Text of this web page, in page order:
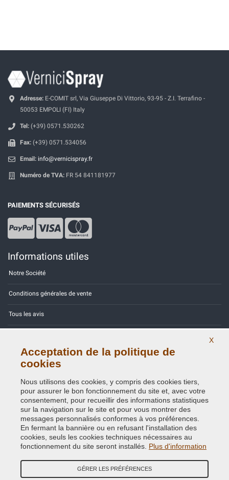
Adresse: E-COMIT srl, Via Giuseppe Di Vittorio, 93-95 - Z.I. Terrafino -
50053 EMPOLI (FI) Italy
Tel: (+39) 0571.530262
Fax: (+39) 0571.534056
Email: info@vernicispray.fr
Numéro de TVA: FR 54 841181977
PAIEMENTS SÉCURISÉS
Informations utiles
Notre Société
Conditions générales de vente
Tous les avis
Contactez-nous
Politique de confidentialité - RGPD
Copyright © 2014 - 2026. All Rights Reserved.
Credits:E-COMIT
X
Acceptation de la politique de
cookies
Nous utilisons des cookies, y compris des cookies tiers,
pour assurer le bon fonctionnement du site et, avec votre
consentement, pour recueillir des informations statistiques
sur la navigation sur le site et pour vous montrer des
messages personnalisés conformes à vos préférences.
En fermant la bannière ou en refusant l'installation des
cookies, seuls les cookies techniques nécessaires au
fonctionnement du site seront installés. Plus d'information
GÉRER LES PRÉFÉRENCES